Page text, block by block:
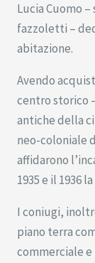
Lucia Cuomo
fazzoletti –
abitazione.
Avendo
centro storico
antiche della
neo-coloniale
affidarono
1935 e il 1936
I coniugi,
piano terra
commerciale